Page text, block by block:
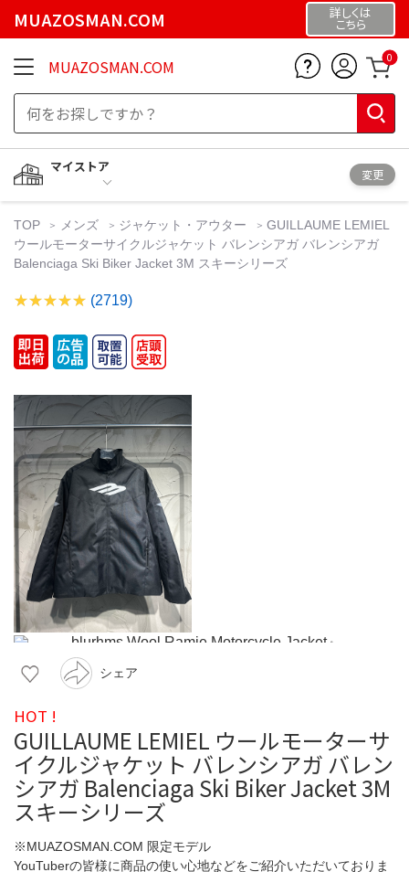
MUAZOSMAN.COM 詳しくは
こちら
MUAZOSMAN.COM 0
マイストア
変更
TOP メンズ ジャケット・アウター
GUILLAUME LEMIEL
ウールモーターサイクルジャケット バレンシアガ バレンシアガ
Balenciaga Ski Biker Jacket 3M スキーシリーズ
(2719)
シェア
HOT !
GUILLAUME LEMIEL ウールモーターサ
イクルジャケット バレンシアガ バレン
シアガ Balenciaga Ski Biker Jacket 3M
スキーシリーズ
※MUAZOSMAN.COM 限定モデル
YouTuberの皆様に商品の使い心地などをご紹介いただいておりま